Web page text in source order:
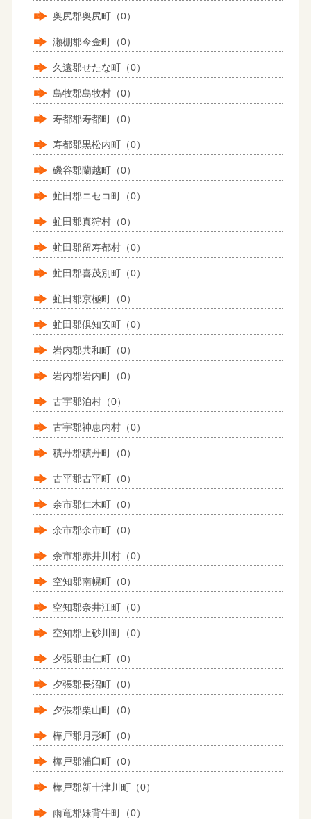
奥尻郡奥尻町（0）
瀬棚郡今金町（0）
久遠郡せたな町（0）
島牧郡島牧村（0）
寿都郡寿都町（0）
寿都郡黒松内町（0）
磯谷郡蘭越町（0）
虻田郡ニセコ町（0）
虻田郡真狩村（0）
虻田郡留寿都村（0）
虻田郡喜茂別町（0）
虻田郡京極町（0）
虻田郡倶知安町（0）
岩内郡共和町（0）
岩内郡岩内町（0）
古宇郡泊村（0）
古宇郡神恵内村（0）
積丹郡積丹町（0）
古平郡古平町（0）
余市郡仁木町（0）
余市郡余市町（0）
余市郡赤井川村（0）
空知郡南幌町（0）
空知郡奈井江町（0）
空知郡上砂川町（0）
夕張郡由仁町（0）
夕張郡長沼町（0）
夕張郡栗山町（0）
樺戸郡月形町（0）
樺戸郡浦臼町（0）
樺戸郡新十津川町（0）
雨竜郡妹背牛町（0）